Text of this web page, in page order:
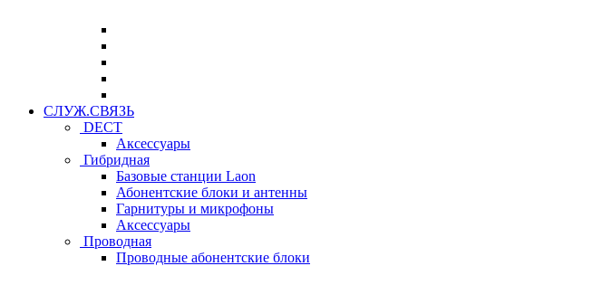
СЛУЖ.СВЯЗЬ
DECT
Аксессуары
Гибридная
Базовые станции Laon
Абонентские блоки и антенны
Гарнитуры и микрофоны
Аксессуары
Проводная
Проводные абонентские блоки